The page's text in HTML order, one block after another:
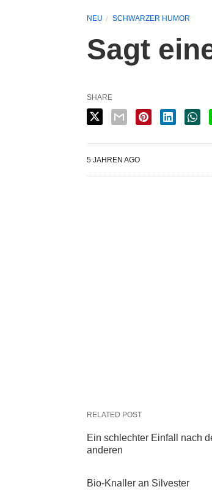
NEU SCHWARZER HUMOR
Sagt
SHARE
5 JAHREN AGO
RELATED POST
Ein schlechter Einfall nach
anderen
Bio-Knaller an Silvester